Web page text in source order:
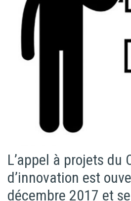
L’appel à projets du
d’innovation est
décembre 2017 et